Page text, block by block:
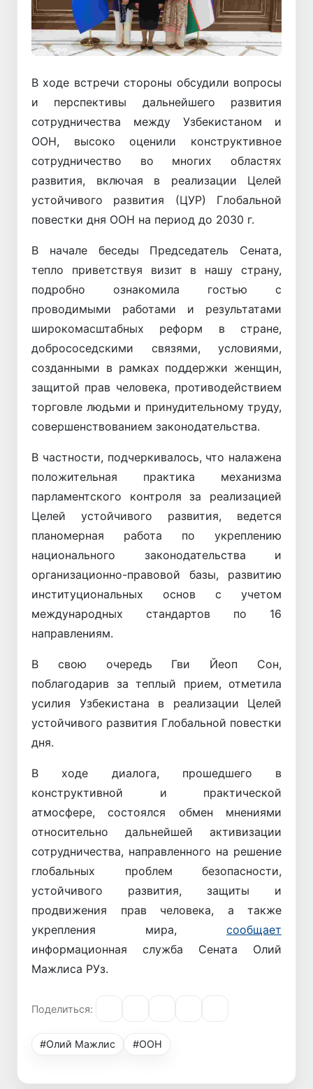
В ходе встречи стороны обсудили вопросы
и перспективы дальнейшего развития
сотрудничества между Узбекистаном и
ООН, высоко оценили конструктивное
сотрудничество во многих областях
развития, включая в реализации Целей
устойчивого развития (ЦУР) Глобальной
повестки дня ООН на период до 2030 г.
В начале беседы Председатель Сената,
тепло приветствуя визит в нашу страну,
подробно ознакомила гостью с
проводимыми работами и результатами
широкомасштабных реформ в стране,
добрососедскими связями, условиями,
созданными в рамках поддержки женщин,
защитой прав человека, противодействием
торговле людьми и принудительному труду,
совершенствованием законодательства.
В частности, подчеркивалось, что налажена
положительная практика механизма
парламентского контроля за реализацией
Целей устойчивого развития, ведется
планомерная работа по укреплению
национального законодательства и
организационно-правовой базы, развитию
институциональных основ с учетом
международных стандартов по 16
направлениям.
В свою очередь Гви Йеоп Сон,
поблагодарив за теплый прием, отметила
усилия Узбекистана в реализации Целей
устойчивого развития Глобальной повестки
дня.
В ходе диалога, прошедшего в
конструктивной и практической
атмосфере, состоялся обмен мнениями
относительно дальнейшей активизации
сотрудничества, направленного на решение
глобальных проблем безопасности,
устойчивого развития, защиты и
продвижения прав человека, а также
укрепления мира, сообщает
информационная служба Сената Олий
Мажлиса РУз.
Поделиться:
#Олий Мажлис #ООН